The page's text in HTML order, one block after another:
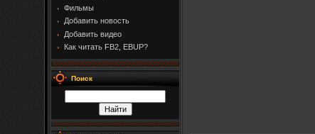
Фильмы
Добавить новость
Добавить видео
Как читать FB2, EBUP?
Поиск